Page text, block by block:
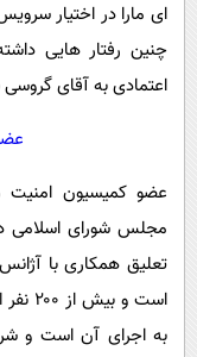
ای مارا در اختیار
چنین رفتار هایی
اعتمادی به آقای گروسی
عضو کمیسیون
مجلس شورای اسلامی
تعلیق همکاری با
است
به اجرای آن است و